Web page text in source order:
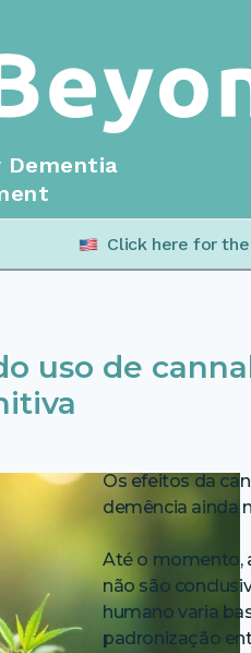
Dementia
Click here for
uso de
Os efeitos da
demência ainda
Até o momento,
não são
humano varia
padronização